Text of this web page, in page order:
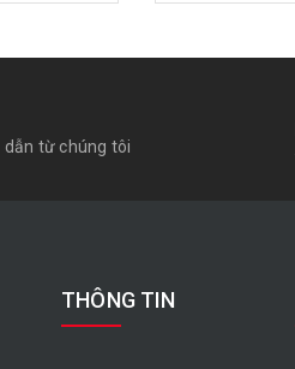
dẫn từ chúng tôi
THÔNG TIN